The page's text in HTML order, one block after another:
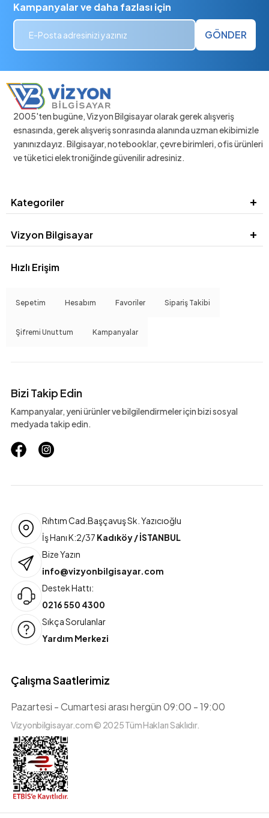
Kampanyalar ve daha fazlası için
GÖNDER
2005'ten bugüne, Vizyon Bilgisayar olarak gerek alışveriş
esnasında, gerek alışveriş sonrasında alanında uzman ekibimizle
yanınızdayız. Bilgisayar, notebooklar, çevre birimleri, ofis ürünleri
ve tüketici elektroniğinde güvenilir adresiniz.
Kategoriler
Vizyon Bilgisayar
Hızlı Erişim
Sepetim Hesabım Favoriler Sipariş Takibi
Şifremi Unuttum Kampanyalar
Bizi Takip Edin
Kampanyalar, yeni ürünler ve bilgilendirmeler için bizi sosyal
medyada takip edin.
Rıhtım Cad.Başçavuş Sk. Yazıcıoğlu
İş Hanı K:2/37 Kadıköy / İSTANBUL
Bize Yazın
info@vizyonbilgisayar.com
Destek Hattı:
0216 550 4300
Sıkça Sorulanlar
Yardım Merkezi
Çalışma Saatlerimiz
Pazartesi - Cumartesi arası hergün 09:00 - 19:00
Vizyonbilgisayar.com © 2025 Tüm Hakları Saklıdır.